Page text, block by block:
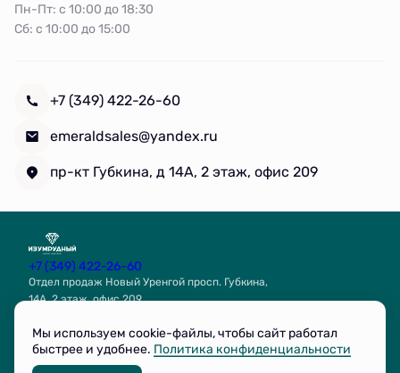
Пн-Пт: с 10:00 до 18:30
Сб: с 10:00 до 15:00
+7 (349) 422-26-60
emeraldsales@yandex.ru
пр-кт Губкина, д 14А, 2 этаж, офис 209
+7 (349) 422-26-60
Отдел продаж Новый Уренгой просп. Губкина,
14А, 2 этаж, офис 209
Связаться с нами
Мы используем cookie-файлы, чтобы сайт работал
быстрее и удобнее. Политика конфиденциальности